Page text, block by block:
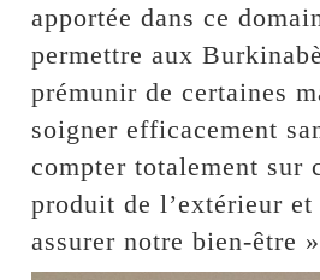
apportée dans ce
permettre aux
prémunir de certaines
soigner efficacement
compter totalement sur
produit de l’extérieur
assurer notre bien-être